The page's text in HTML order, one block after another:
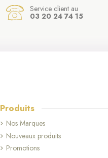
Service client au
03 20 24 74 15
Produits
Nos Marques
Nouveaux produits
Promotions